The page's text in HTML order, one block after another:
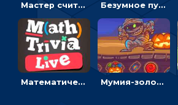
Мастер считать стрелы: увеличивать запас, чтобы поразить больше целей Безумное путешествие друзей по миру: собирать пазлы из фото с животными
Математическая викторина мультиплеер: решать примеры на время Мумия-золотоискатель: закидывать бинты, чтобы доставать сокровища